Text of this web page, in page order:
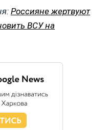
Россияне жертвуют
ВСУ на